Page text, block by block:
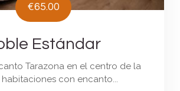
€65.00
Estándar
Tarazona en el centro de la
con encanto...